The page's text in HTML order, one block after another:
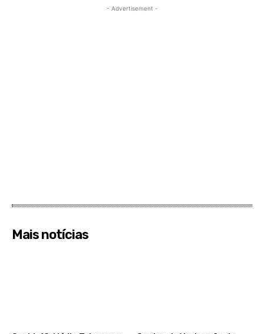
- Advertisement -
Mais notícias